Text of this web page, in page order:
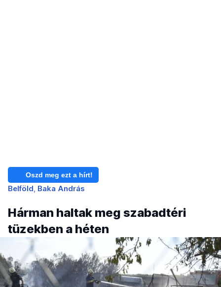
Oszd meg ezt a hírt!
Belföld Baka András
Hárman haltak meg szabadtéri
tüzekben a héten